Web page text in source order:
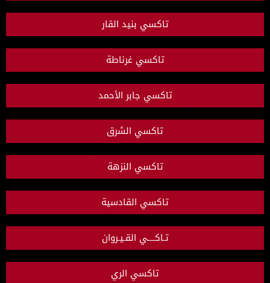
تاكسي بنيد القار
تاكسي غرناطة
تاكسي جابر الأحمد
تاكسي الشرق
تاكسي النزهة
تاكسي القادسية
تـاكــــي القـيـروان
تاكسي الري